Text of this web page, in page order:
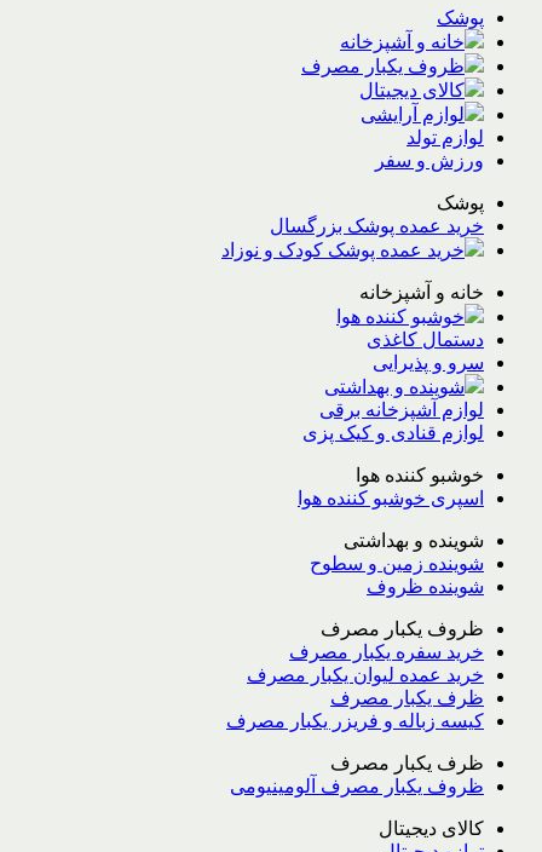
پوشک
خانه و آشپزخانه
ظروف یکبار مصرف
کالای دیجیتال
لوازم آرایشی
لوازم تولد
ورزش و سفر
پوشک
خرید عمده پوشک بزرگسال
خرید عمده پوشک کودک و نوزاد
خانه و آشپزخانه
خوشبو کننده هوا
دستمال کاغذی
سرو و پذیرایی
شوینده و بهداشتی
لوازم آشپزخانه برقی
لوازم قنادی و کیک پزی
خوشبو کننده هوا
اسپری خوشبو کننده هوا
شوینده و بهداشتی
شوینده زمین و سطوح
شوینده ظروف
ظروف یکبار مصرف
خرید سفره یکبار مصرف
خرید عمده لیوان یکبار مصرف
ظرف یکبار مصرف
کیسه زباله و فریزر یکبار مصرف
ظرف یکبار مصرف
ظروف یکبار مصرف آلومینیومی
کالای دیجیتال